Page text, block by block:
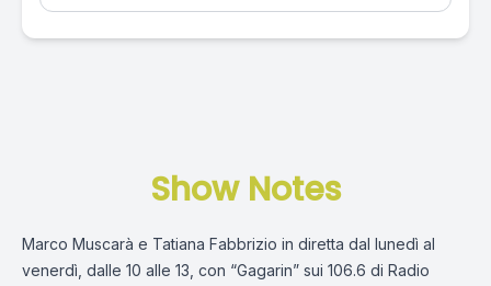
Show Notes
Marco Muscarà e Tatiana Fabbrizio in diretta dal lunedì al
venerdì, dalle 10 alle 13, con “Gagarin” sui 106.6 di Radio